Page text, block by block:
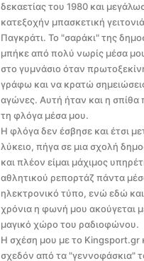
δεκαετίας του 1980 και
κατεξοχήν μπασκετική
Παγκράτι. Το "σαράκι" της
μπήκε από πολύ νωρίς μέσα
στο γυμνάσιο όταν
γράφω και να κρατώ
αγώνες. Αυτή ήταν και η
τη φλόγα μέσα μου.
Η φλόγα δεν έσβησε και έτσι
λύκειο, πήγα σε μια σχολή
και πλέον είμαι μάχιμος
αθλητικού ρεπορτάζ πάντα
ηλεκτρονικό τύπο, ενώ εδώ
χρόνια η φωνή μου ακούγεται
μαγικό χώρο του ραδιοφώνου.
Η σχέση μου με το Kingsport.gr
σχεδόν από τα "γεννοφάσκια"